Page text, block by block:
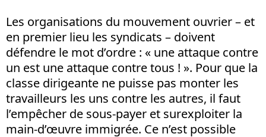
Les organisations du mouvement ouvrier – et
en premier lieu les syndicats – doivent
défendre le mot d’ordre : « une attaque contre
un est une attaque contre tous ! ». Pour que la
classe dirigeante ne puisse pas monter les
travailleurs les uns contre les autres, il faut
l’empêcher de sous-payer et surexploiter la
main-d’œuvre immigrée. Ce n’est possible